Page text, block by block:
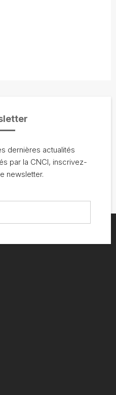
dernières actualités
par la CNCI, inscrivez-
newsletter.